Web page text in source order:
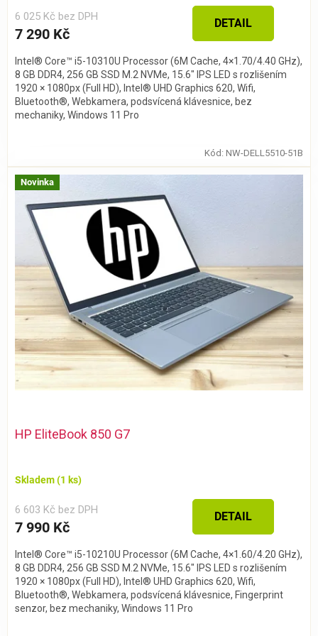
6 025 Kč bez DPH
7 290 Kč
DETAIL
Intel® Core™ i5-10310U Processor (6M Cache, 4×1.70/4.40 GHz),
8 GB DDR4, 256 GB SSD M.2 NVMe, 15.6″ IPS LED s rozlišením
1920 × 1080px (Full HD), Intel® UHD Graphics 620, Wifi,
Bluetooth®, Webkamera, podsvícená klávesnice, bez
mechaniky, Windows 11 Pro
Kód: NW-DELL5510-51B
Novinka
HP EliteBook 850 G7
Skladem(1 ks)
6 603 Kč bez DPH
7 990 Kč
DETAIL
Intel® Core™ i5-10210U Processor (6M Cache, 4×1.60/4.20 GHz),
8 GB DDR4, 256 GB SSD M.2 NVMe, 15.6″ IPS LED s rozlišením
1920 × 1080px (Full HD), Intel® UHD Graphics 620, Wifi,
Bluetooth®, Webkamera, podsvícená klávesnice, Fingerprint
senzor, bez mechaniky, Windows 11 Pro